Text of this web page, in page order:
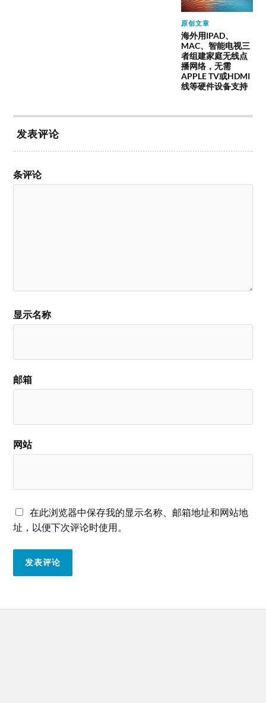
原创文章
海外用IPAD、
MAC、智能电视三
者组建家庭无线点
播网络，无需
APPLE TV或HDMI
线等硬件设备支持
发表评论
条评论
显示名称
邮箱
网站
在此浏览器中保存我的显示名称、邮箱地址和网站地
址，以便下次评论时使用。